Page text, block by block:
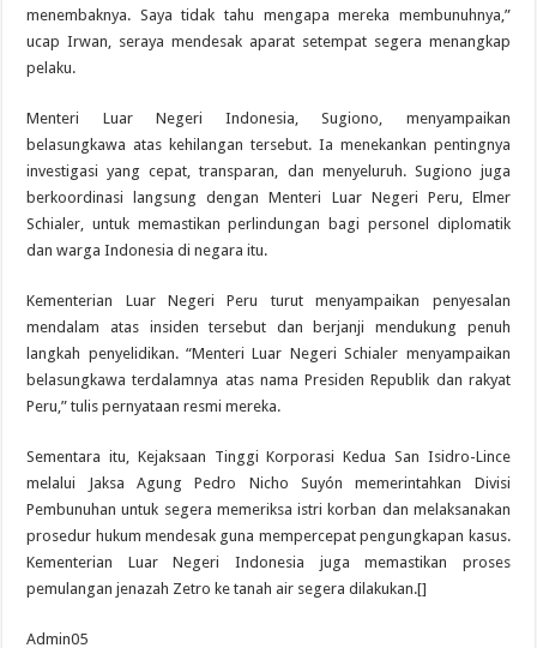
menembaknya. Saya tidak tahu mengapa mereka membunuhnya,”
ucap Irwan, seraya mendesak aparat setempat segera menangkap
pelaku.
Menteri Luar Negeri Indonesia, Sugiono, menyampaikan
belasungkawa atas kehilangan tersebut. Ia menekankan pentingnya
investigasi yang cepat, transparan, dan menyeluruh. Sugiono juga
berkoordinasi langsung dengan Menteri Luar Negeri Peru, Elmer
Schialer, untuk memastikan perlindungan bagi personel diplomatik
dan warga Indonesia di negara itu.
Kementerian Luar Negeri Peru turut menyampaikan penyesalan
mendalam atas insiden tersebut dan berjanji mendukung penuh
langkah penyelidikan. “Menteri Luar Negeri Schialer menyampaikan
belasungkawa terdalamnya atas nama Presiden Republik dan rakyat
Peru,” tulis pernyataan resmi mereka.
Sementara itu, Kejaksaan Tinggi Korporasi Kedua San Isidro-Lince
melalui Jaksa Agung Pedro Nicho Suyón memerintahkan Divisi
Pembunuhan untuk segera memeriksa istri korban dan melaksanakan
prosedur hukum mendesak guna mempercepat pengungkapan kasus.
Kementerian Luar Negeri Indonesia juga memastikan proses
pemulangan jenazah Zetro ke tanah air segera dilakukan.[]
Admin05